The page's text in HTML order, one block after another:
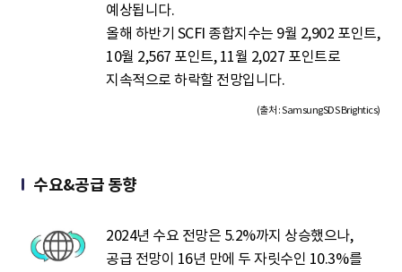
예상됩니다.
올해 하반기 SCFI 종합지수는 9월 2,902 포인트,
10월 2,567 포인트, 11월 2,027 포인트로
지속적으로 하락할 전망입니다.
(출처 : SamsungSDS Brightics)
수요&공급 동향
2024년 수요 전망은 5.2%까지 상승했으나,
공급 전망이 16년 만에 두 자릿수인 10.3%를